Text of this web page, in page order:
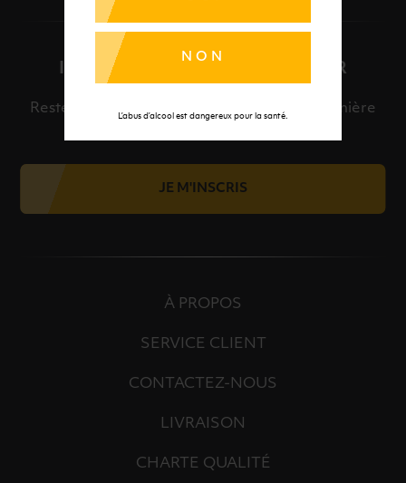
NON
L’abus d’alcool est dangereux pour la santé.
INSCRIPTION À LA NEWSLETTER
Restez informé et découvrez en avant-première
JE M'INSCRIS
À PROPOS
SERVICE CLIENT
CONTACTEZ-NOUS
LIVRAISON
CHARTE QUALITÉ